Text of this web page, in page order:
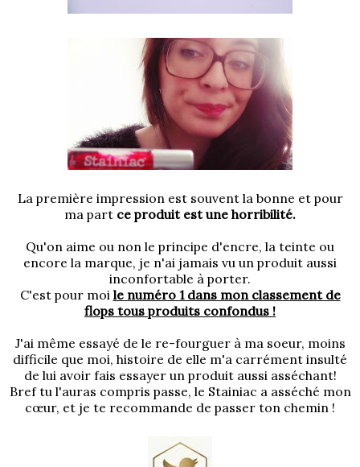
La première impression est souvent la bonne et pour
ma part ce produit est une horribilité.
Qu'on aime ou non le principe d'encre, la teinte ou
encore la marque, je n'ai jamais vu un produit aussi
inconfortable à porter.
C'est pour moi le numéro 1 dans mon classement de
flops tous produits confondus !
J'ai même essayé de le re-fourguer à ma soeur, moins
difficile que moi, histoire de elle m'a carrément insulté
de lui avoir fais essayer un produit aussi asséchant!
Bref tu l'auras compris passe, le Stainiac a asséché mon
cœur, et je te recommande de passer ton chemin !